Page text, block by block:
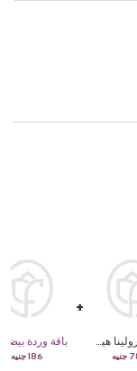
عطر كارولينا هيريرا باد بوي كوبالت 100مل
186